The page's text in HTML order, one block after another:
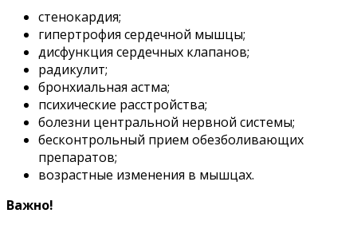
стенокардия;
гипертрофия сердечной мышцы;
дисфункция сердечных клапанов;
радикулит;
бронхиальная астма;
психические расстройства;
болезни центральной нервной системы;
бесконтрольный прием обезболивающих
препаратов;
возрастные изменения в мышцах.
Важно!